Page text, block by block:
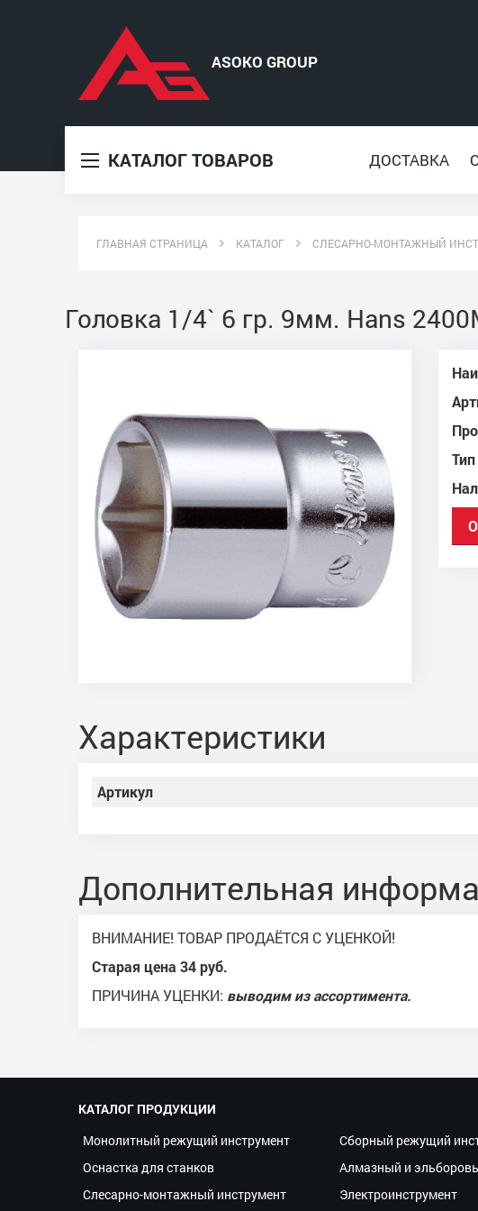
КАТАЛОГ ТОВАРОВ ДОСТАВКА
ГЛАВНАЯ СТРАНИЦА КАТАЛОГ СЛЕСАРНО-МОНТАЖНЫЙ
Головка 1/4` 6 гр. 9мм. Hans
Характеристики
Артикул
Дополнительная
ВНИМАНИЕ! ТОВАР ПРОДАЁТСЯ С УЦЕНКОЙ!
Старая цена 34 руб.
ПРИЧИНА УЦЕНКИ: выводим из ассортимента.
КАТАЛОГ ПРОДУКЦИИ
Монолитный режущий инструмент
Сборный режущий
Оснастка для станков
Алмазный и
Слесарно-монтажный инструмент
Электроинструмент